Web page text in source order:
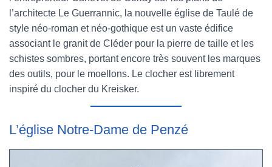
l’architecte Le Guerrannic, la nouvelle église de Taulé de
style néo-roman et néo-gothique est un vaste édifice
associant le granit de Cléder pour la pierre de taille et les
schistes sombres, portant encore très souvent les marques
des outils, pour le moellons. Le clocher est librement
inspiré du clocher du Kreisker.
L’église Notre-Dame de Penzé